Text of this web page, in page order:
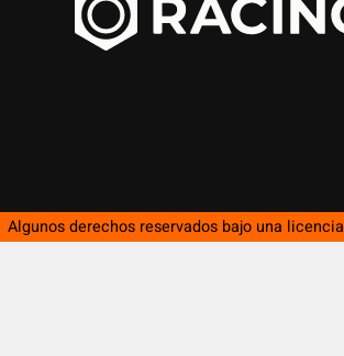
Algunos derechos reservados bajo una licencia